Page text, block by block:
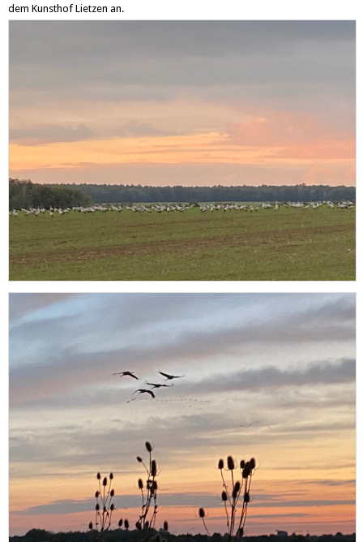
dem Kunsthof Lietzen an.